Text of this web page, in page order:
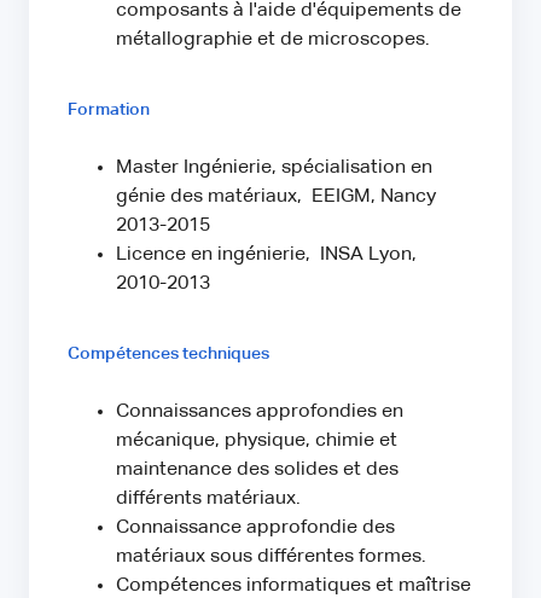
composants à l'aide d'équipements de
métallographie et de microscopes.
Formation
Master Ingénierie, spécialisation en
génie des matériaux, EEIGM, Nancy
2013-2015
Licence en ingénierie, INSA Lyon,
2010-2013
Compétences techniques
Connaissances approfondies en
mécanique, physique, chimie et
maintenance des solides et des
différents matériaux.
Connaissance approfondie des
matériaux sous différentes formes.
Compétences informatiques et maîtrise